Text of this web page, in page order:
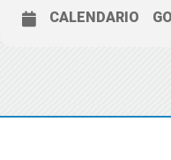
CALENDARIO